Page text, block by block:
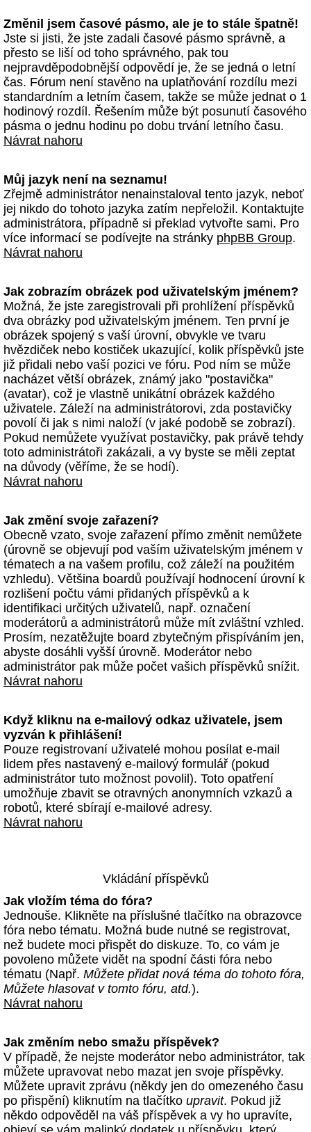
Změnil jsem časové pásmo, ale je to stále špatně!
Jste si jisti, že jste zadali časové pásmo správně, a
přesto se liší od toho správného, pak tou
nejpravděpodobnější odpovědí je, že se jedná o letní
čas. Fórum není stavěno na uplatňování rozdílu mezi
standardním a letním časem, takže se může jednat o 1
hodinový rozdíl. Řešením může být posunutí časového
pásma o jednu hodinu po dobu trvání letního času.
Návrat nahoru
Můj jazyk není na seznamu!
Zřejmě administrátor nenainstaloval tento jazyk, neboť
jej nikdo do tohoto jazyka zatím nepřeložil. Kontaktujte
administrátora, případně si překlad vytvořte sami. Pro
více informací se podívejte na stránky phpBB Group.
Návrat nahoru
Jak zobrazím obrázek pod uživatelským jménem?
Možná, že jste zaregistrovali při prohlížení příspěvků
dva obrázky pod uživatelským jménem. Ten první je
obrázek spojený s vaší úrovní, obvykle ve tvaru
hvězdiček nebo kostiček ukazující, kolik příspěvků jste
již přidali nebo vaší pozici ve fóru. Pod ním se může
nacházet větší obrázek, známý jako "postavička"
(avatar), což je vlastně unikátní obrázek každého
uživatele. Záleží na administrátorovi, zda postavičky
povolí či jak s nimi naloží (v jaké podobě se zobrazí).
Pokud nemůžete využívat postavičky, pak právě tehdy
toto administrátoři zakázali, a vy byste se měli zeptat
na důvody (věříme, že se hodí).
Návrat nahoru
Jak změní svoje zařazení?
Obecně vzato, svoje zařazení přímo změnit nemůžete
(úrovně se objevují pod vaším uživatelským jménem v
tématech a na vašem profilu, což záleží na použitém
vzhledu). Většina boardů používají hodnocení úrovní k
rozlišení počtu vámi přidaných příspěvků a k
identifikaci určitých uživatelů, např. označení
moderátorů a administrátorů může mít zvláštní vzhled.
Prosím, nezatěžujte board zbytečným přispíváním jen,
abyste dosáhli vyšší úrovně. Moderátor nebo
administrátor pak může počet vašich příspěvků snížit.
Návrat nahoru
Když kliknu na e-mailový odkaz uživatele, jsem
vyzván k přihlášení!
Pouze registrovaní uživatelé mohou posílat e-mail
lidem přes nastavený e-mailový formulář (pokud
administrátor tuto možnost povolil). Toto opatření
umožňuje zbavit se otravných anonymních vzkazů a
robotů, které sbírají e-mailové adresy.
Návrat nahoru
Vkládání příspěvků
Jak vložím téma do fóra?
Jednouše. Klikněte na příslušné tlačítko na obrazovce
fóra nebo tématu. Možná bude nutné se registrovat,
než budete moci přispět do diskuze. To, co vám je
povoleno můžete vidět na spodní části fóra nebo
tématu (Např. Můžete přidat nová téma do tohoto fóra,
Můžete hlasovat v tomto fóru, atd.).
Návrat nahoru
Jak změním nebo smažu příspěvek?
V případě, že nejste moderátor nebo administrátor, tak
můžete upravovat nebo mazat jen svoje příspěvky.
Můžete upravit zprávu (někdy jen do omezeného času
po přispění) kliknutím na tlačítko upravit. Pokud již
někdo odpověděl na váš příspěvek a vy ho upravíte,